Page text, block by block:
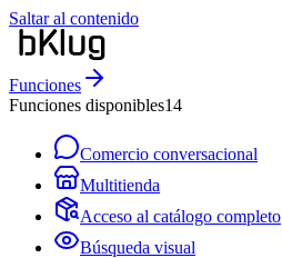
Saltar al contenido
Funciones
Funciones disponibles14
Comercio conversacional
Multitienda
Acceso al catálogo completo
Búsqueda visual